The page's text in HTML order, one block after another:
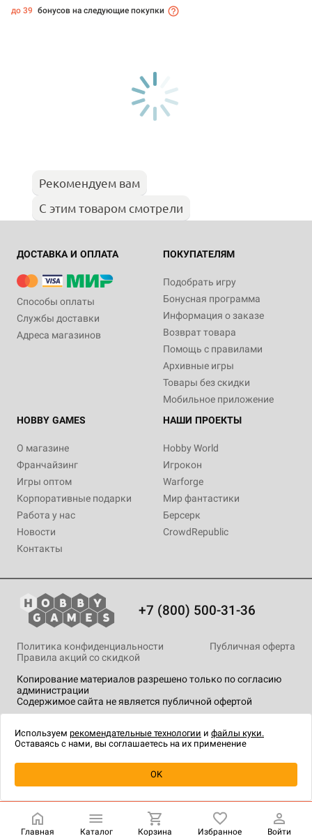
Уведомить о наличии
до 39 бонусов на следующие покупки
Рекомендуем вам
С этим товаром смотрели
ДОСТАВКА И ОПЛАТА
Способы оплаты
Службы доставки
Адреса магазинов
ПОКУПАТЕЛЯМ
Подобрать игру
Бонусная программа
Информация о заказе
Возврат товара
Помощь с правилами
Архивные игры
Товары без скидки
Мобильное приложение
HOBBY GAMES
О магазине
Франчайзинг
Игры оптом
Корпоративные подарки
Работа у нас
Новости
Контакты
НАШИ ПРОЕКТЫ
Hobby World
Игрокон
Warforge
Мир фантастики
Берсерк
CrowdRepublic
+7 (800) 500-31-36
Копирование материалов разрешено только по согласию
администрации
Содержимое сайта не является публичной офертой
Политика конфиденциальности
Публичная оферта
Правила акций со скидкой
технологии.
Главная Каталог Корзина Избранное Войти
Используем рекомендательные технологии и файлы куки.
Оставаясь с нами, вы соглашаетесь на их применение
OK